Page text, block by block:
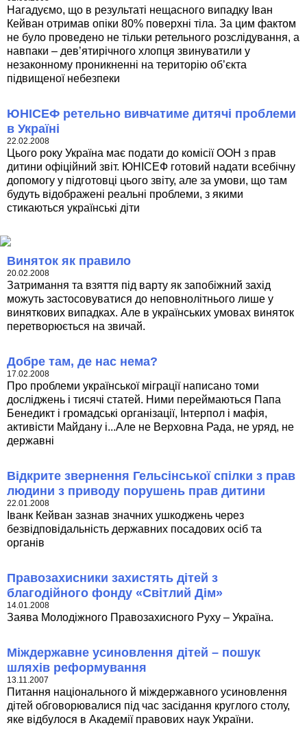
Нагадуємо, що в результаті нещасного випадку Іван
Кейван отримав опіки 80% поверхні тіла. За цим фактом
не було проведено не тільки ретельного розслідування, а
навпаки – дев’ятирічного хлопця звинуватили у
незаконному проникненні на територію об’єкта
підвищеної небезпеки
ЮНІСЕФ ретельно вивчатиме дитячі проблеми
в Україні
22.02.2008
Цього року Україна має подати до комісії ООН з прав
дитини офіційний звіт. ЮНІСЕФ готовий надати всебічну
допомогу у підготовці цього звіту, але за умови, що там
будуть відображені реальні проблеми, з якими
стикаються українські діти
Виняток як правило
20.02.2008
Затримання та взяття під варту як запобіжний захід
можуть застосовуватися до неповнолітнього лише у
виняткових випадках. Але в українських умовах виняток
перетворюється на звичай.
Добре там, де нас нема?
17.02.2008
Про проблеми української міграції написано томи
досліджень і тисячі статей. Ними переймаються Папа
Бенедикт і громадські організації, Інтерпол і мафія,
активісти Майдану і...Але не Верховна Рада, не уряд, не
державні
Відкрите звернення Гельсінської спілки з прав
людини з приводу порушень прав дитини
22.01.2008
Іванк Кейван зазнав значних ушкоджень через
безвідповідальність державних посадових осіб та
органів
Правозахисники захистять дітей з
благодійного фонду «Світлий Дім»
14.01.2008
Заява Молодіжного Правозахисного Руху – Україна.
Міждержавне усиновлення дітей – пошук
шляхів реформування
13.11.2007
Питання національного й міждержавного усиновлення
дітей обговорювалися під час засідання круглого столу,
яке відбулося в Академії правових наук України.